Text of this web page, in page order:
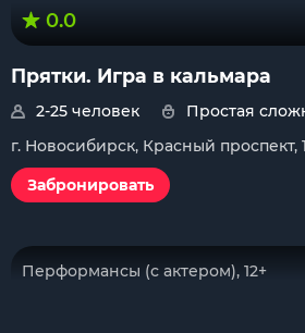
0.0
Прятки. Игра в кальмара
2-25 человек
Простая
г. Новосибирск, Красный проспект,
Забронировать
Перформансы (с актером), 12+